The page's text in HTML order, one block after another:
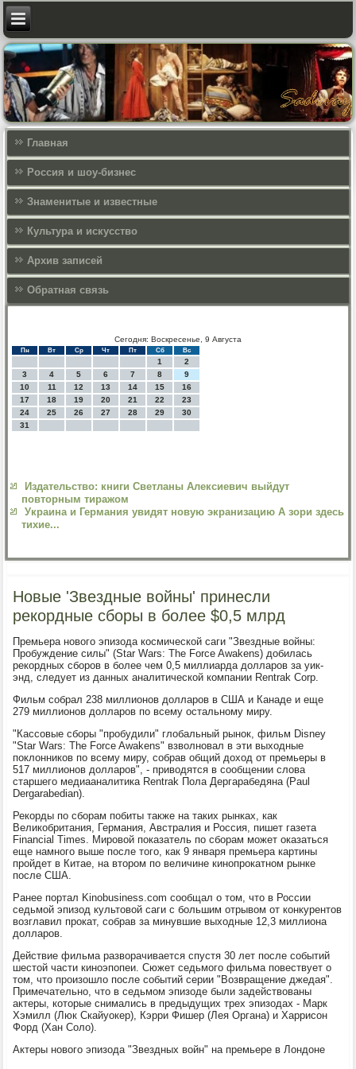
Главная
Россия и шоу-бизнес
Знаменитые и известные
Культура и искусcтво
Архив записей
Обратная связь
Сегодня: Воскресенье, 9 Августа
Пн Вт Ср Чт Пт Сб Вс
1
2
3
4 5 6 7 8
9
10
11 12 13 14 15
16
17
18 19 20 21 22
23
24
25 26 27 28 29
30
31
Издательство: книги Светланы Алексиевич выйдут
повторным тиражом
Украина и Германия увидят новую экранизацию А зори здесь
тихие...
Новые 'Звездные войны' принесли
рекордные сборы в более $0,5 млрд
Премьера нового эпизода космической саги "Звездные войны:
Пробуждение силы" (Star Wars: The Force Awakens) добилась
рекордных сборов в более чем 0,5 миллиарда долларов за уик-
энд, следует из данных аналитической компании Rentrak Corp.
Фильм собрал 238 миллионов долларов в США и Канаде и еще
279 миллионов долларов по всему остальному миру.
"Кассовые сборы "пробудили" глобальный рынок, фильм Disney
"Star Wars: The Force Awakens" взволновал в эти выходные
поклонников по всему миру, собрав общий доход от премьеры в
517 миллионов долларов", - приводятся в сообщении слова
старшего медиааналитика Rentrak Пола Дергарабедяна (Paul
Dergarabedian).
Рекорды по сборам побиты также на таких рынках, как
Великобритания, Германия, Австралия и Россия, пишет газета
Financial Times. Мировой показатель по сборам может оказаться
еще намного выше после того, как 9 января премьера картины
пройдет в Китае, на втором по величине кинопрокатном рынке
после США.
Ранее портал Kinobusiness.com сообщал о том, что в России
седьмой эпизод культовой саги с большим отрывом от конкурентов
возглавил прокат, собрав за минувшие выходные 12,3 миллиона
долларов.
Действие фильма разворачивается спустя 30 лет после событий
шестой части киноэпопеи. Сюжет седьмого фильма повествует о
том, что произошло после событий серии "Возвращение джедая".
Примечательно, что в седьмом эпизоде были задействованы
актеры, которые снимались в предыдущих трех эпизодах - Марк
Хэмилл (Люк Скайуокер), Кэрри Фишер (Лея Органа) и Харрисон
Форд (Хан Соло).
Актеры нового эпизода "Звездных войн" на премьере в Лондоне